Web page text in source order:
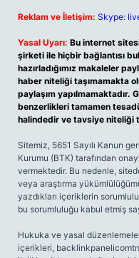
Reklam ve İletişim: Skype:
Yasal Uyarı: Bu internet
şirketi ile hiçbir bağlantısı
hazırladığımız makaleler
haber niteliği taşımamakta
paylaşım yapılmamaktadır.
benzerlikleri tamamen
halindedir ve tavsiye niteliği
Sitemiz, 5651 Sayılı Kanun
Kurumu (BTK) tarafından
vermektedir. Bu nedenle,
veya araştırma
yazdıkları içeriklerin
bu sorumluluğu kabul etmiş
Hukuka ve yasal
içerikleri,